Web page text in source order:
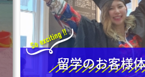
留学のお客様